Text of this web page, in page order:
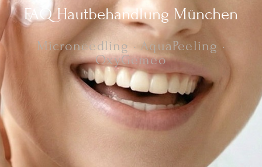
FAQ Hautbehandlung München
Microneedling · AquaPeeling ·
OxyGemeo